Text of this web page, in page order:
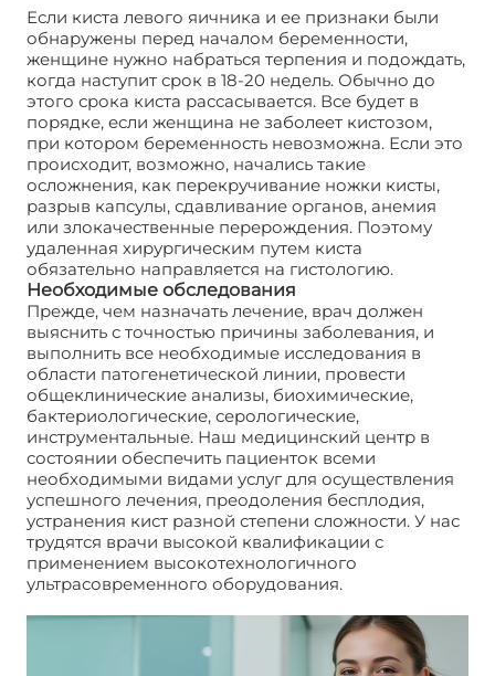
Если киста левого яичника и ее признаки были
обнаружены перед началом беременности,
женщине нужно набраться терпения и подождать,
когда наступит срок в 18-20 недель. Обычно до
этого срока киста рассасывается. Все будет в
порядке, если женщина не заболеет кистозом,
при котором беременность невозможна. Если это
происходит, возможно, начались такие
осложнения, как перекручивание ножки кисты,
разрыв капсулы, сдавливание органов, анемия
или злокачественные перерождения. Поэтому
удаленная хирургическим путем киста
обязательно направляется на гистологию.
Необходимые обследования
Прежде, чем назначать лечение, врач должен
выяснить с точностью причины заболевания, и
выполнить все необходимые исследования в
области патогенетической линии, провести
общеклинические анализы, биохимические,
бактериологические, серологические,
инструментальные. Наш медицинский центр в
состоянии обеспечить пациенток всеми
необходимыми видами услуг для осуществления
успешного лечения, преодоления бесплодия,
устранения кист разной степени сложности. У нас
трудятся врачи высокой квалификации с
применением высокотехнологичного
ультрасовременного оборудования.